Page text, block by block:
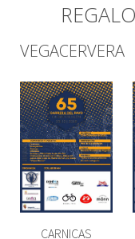
VEGACERVERA
CARNICAS